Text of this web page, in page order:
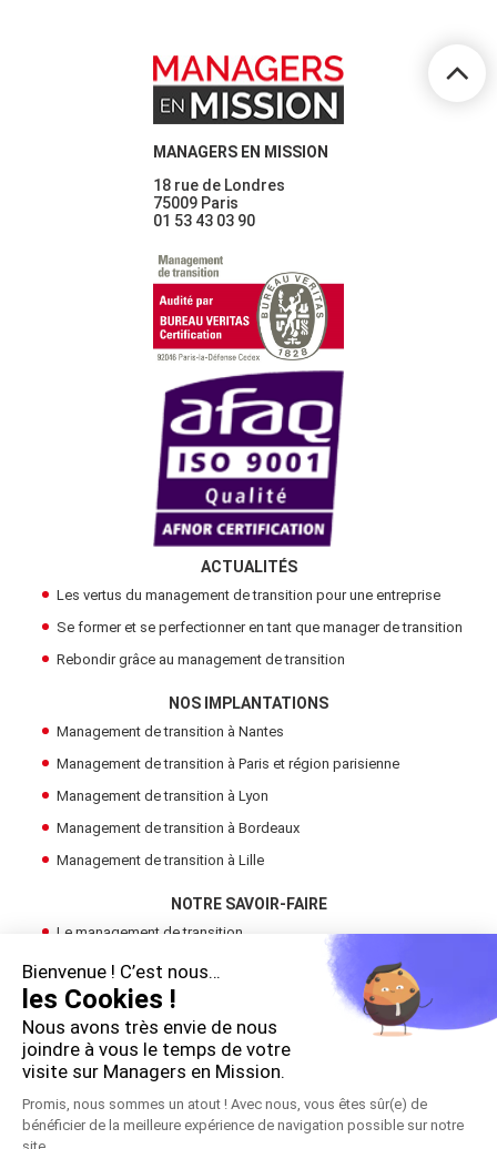
!
MANAGERS EN MISSION
18 rue de Londres
75009 Paris
01 53 43 03 90
ACTUALITÉS
Les vertus du management de transition pour une entreprise
Se former et se perfectionner en tant que manager de transition
Rebondir grâce au management de transition
NOS IMPLANTATIONS
Management de transition à Nantes
Management de transition à Paris et région parisienne
Management de transition à Lyon
Management de transition à Bordeaux
Management de transition à Lille
NOTRE SAVOIR-FAIRE
Le management de transition
Devenir Manager de Transition
Trouver un manager de transition
LE GROUPE
Cadres en Mission
Bienvenue ! C’est nous…
les Cookies !
Nous avons très envie de nous
joindre à vous le temps de votre
visite sur Managers en Mission.
Promis, nous sommes un atout ! Avec nous, vous êtes sûr(e) de
bénéficier de la meilleure expérience de navigation possible sur notre